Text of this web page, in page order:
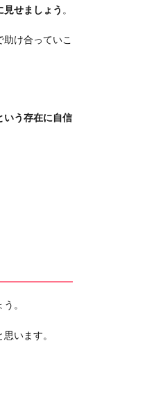
せましょう 。
助け合っていこ
いう存在に自信
。
います。